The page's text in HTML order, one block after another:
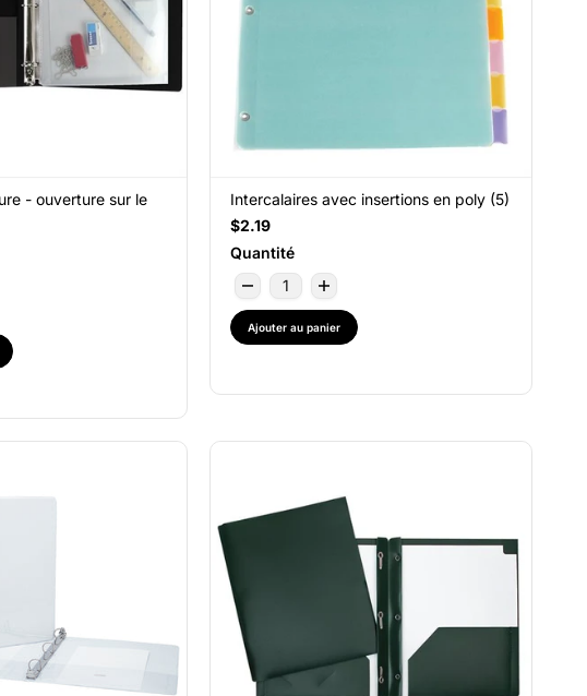
- ouverture sur le
Intercalaires avec insertions en poly (5)
$2.19
Quantité
Ajouter au panier